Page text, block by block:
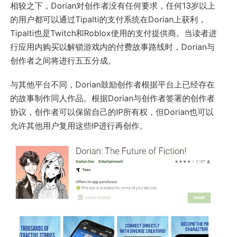
相较之下，Dorian对创作者没有任何要求，任何13岁以上
的用户都可以通过Tipalti的支付系统在Dorian上获利，
Tipalti也是Twitch和Roblox使用的支付提供商。当读者进
行应用内购买以解锁游戏内的付费故事路线时，Dorian与
创作者之间将进行五五分成。
与其他平台不同，Dorian鼓励创作者根据平台上已经存在
的故事制作同人作品。根据Dorian与创作者签署的创作者
协议，创作者可以保留自己的IP所有权，但Dorian也可以
允许其他用户复用这些IP进行再创作。